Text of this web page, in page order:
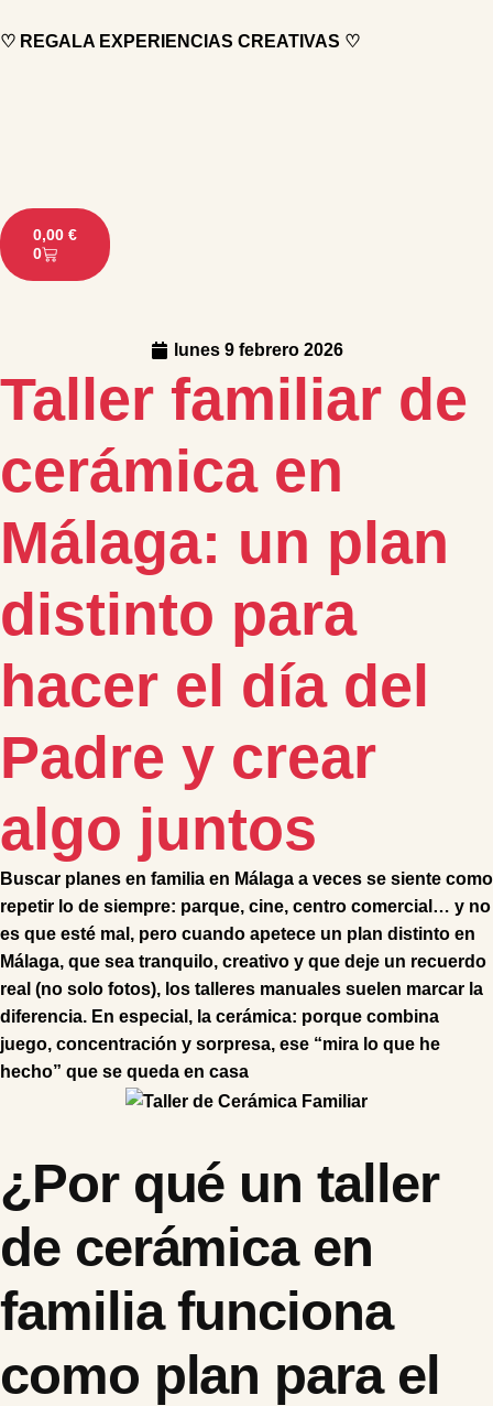
♡ REGALA EXPERIENCIAS CREATIVAS ♡
0,00 €
0
lunes 9 febrero 2026
Taller familiar de
cerámica en
Málaga: un plan
distinto para
hacer el día del
Padre y crear
algo juntos
Buscar planes en familia en Málaga a veces se siente como
repetir lo de siempre: parque, cine, centro comercial… y no
es que esté mal, pero cuando apetece un plan distinto en
Málaga, que sea tranquilo, creativo y que deje un recuerdo
real (no solo fotos), los talleres manuales suelen marcar la
diferencia. En especial, la cerámica: porque combina
juego, concentración y sorpresa, ese “mira lo que he
hecho” que se queda en casa
¿Por qué un taller
de cerámica en
familia funciona
como plan para el